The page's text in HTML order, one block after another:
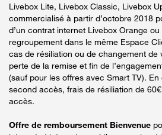
Livebox Lite, Livebox Classic, Livebox
commercialisé à partir d’octobre 2018
d’un contrat internet Livebox Orange
regroupement dans le même Espace
cas de résiliation ou de changement de
perte de la remise et fin de
(sauf pour les offres avec Smart TV).
second accès, frais de résiliation de
accès.
Offre de remboursement Bienvenue